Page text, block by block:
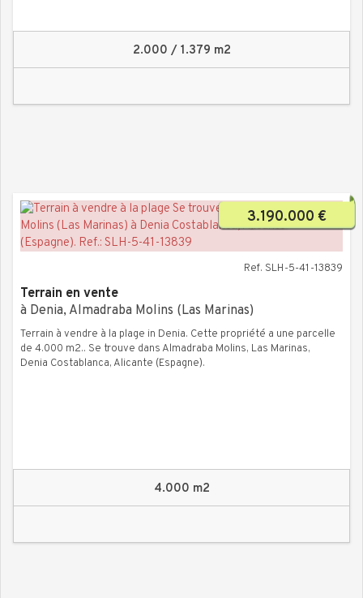
2.000 / 1.379 m2
3.190.000 €
Ref. SLH-5-41-13839
Terrain en vente
à Denia, Almadraba Molins (Las Marinas)
Terrain à vendre à la plage in Denia. Cette propriété a une parcelle
de 4.000 m2.. Se trouve dans Almadraba Molins, Las Marinas,
Denia Costablanca, Alicante (Espagne).
4.000 m2